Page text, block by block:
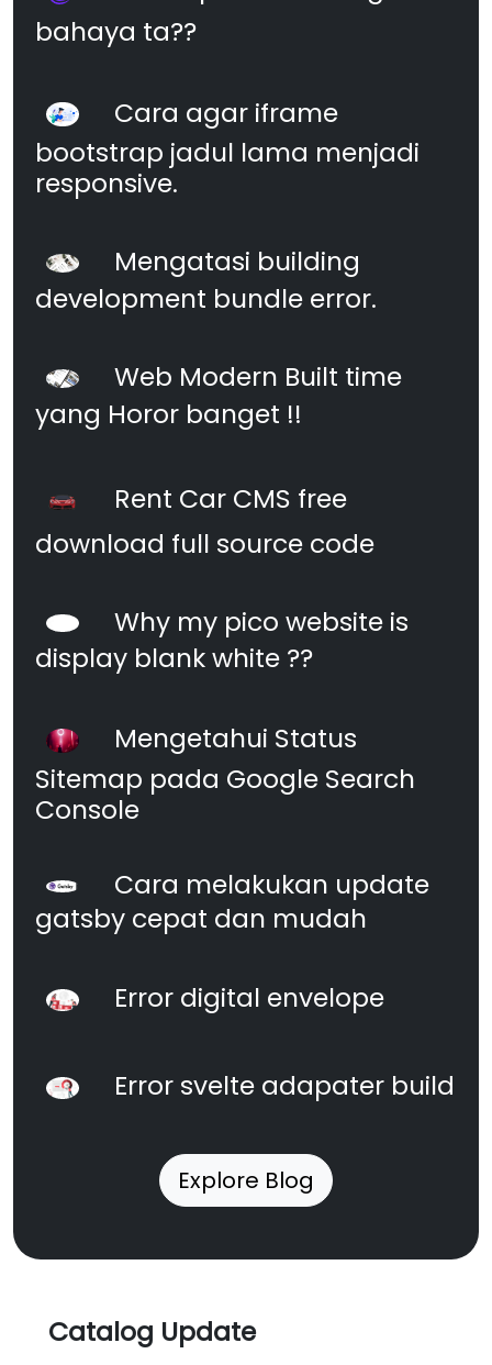
bahaya ta??
Cara agar iframe
bootstrap jadul lama menjadi
responsive.
Mengatasi building
development bundle error.
Web Modern Built time
yang Horor banget !!
Rent Car CMS free
download full source code
Why my pico website is
display blank white ??
Mengetahui Status
Sitemap pada Google Search
Console
Cara melakukan update
gatsby cepat dan mudah
Error digital envelope
Error svelte adapater build
Explore Blog
Catalog Update